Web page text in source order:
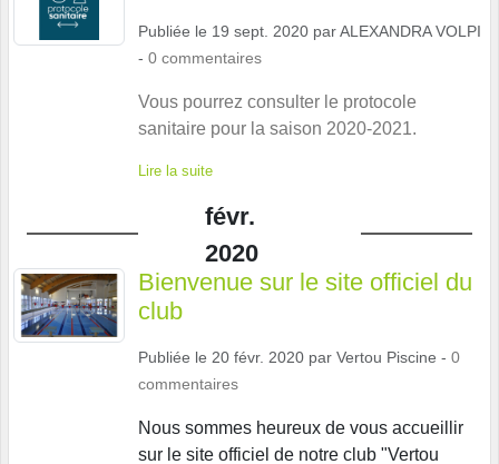
Publiée le 19 sept. 2020 parALEXANDRA VOLPI
- 0 commentaires
Vous pourrez consulter le protocole
sanitaire pour la saison 2020-2021.
Lire la suite
févr.
2020
Bienvenue sur le site officiel du
club
Publiée le 20 févr. 2020 par Vertou Piscine - 0
commentaires
Nous sommes heureux de vous accueillir
sur le site officiel de notre club "Vertou